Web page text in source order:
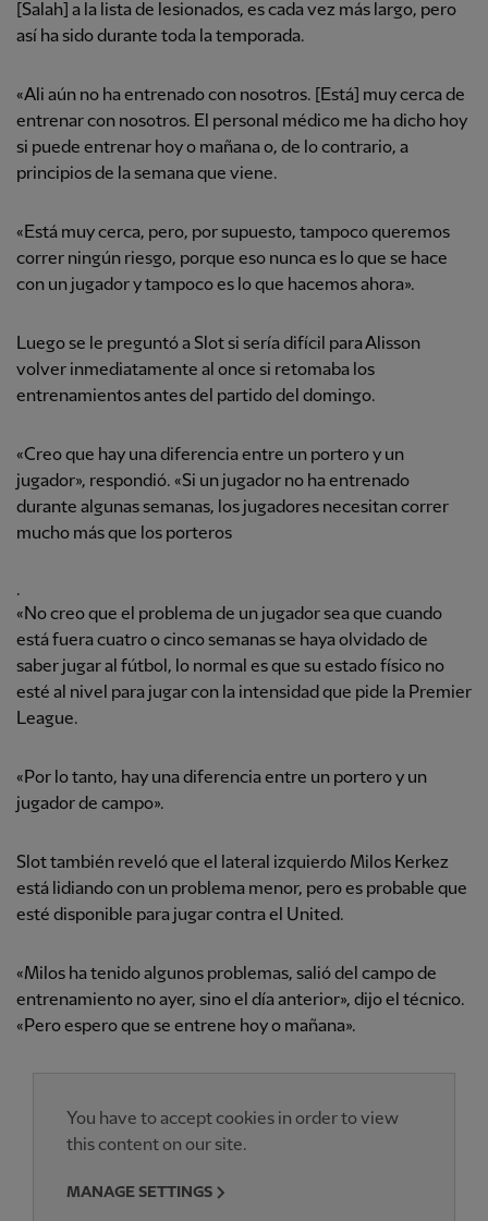
[Salah] a la lista de lesionados, es cada vez más largo, pero
así ha sido durante toda la temporada.
«Ali aún no ha entrenado con nosotros. [Está] muy cerca de
entrenar con nosotros. El personal médico me ha dicho hoy
si puede entrenar hoy o mañana o, de lo contrario, a
principios de la semana que viene.
«Está muy cerca, pero, por supuesto, tampoco queremos
correr ningún riesgo, porque eso nunca es lo que se hace
con un jugador y tampoco es lo que hacemos ahora».
Luego se le preguntó a Slot si sería difícil para Alisson
volver inmediatamente al once si retomaba los
entrenamientos antes del partido del domingo.
«Creo que hay una diferencia entre un portero y un
jugador», respondió. «Si un jugador no ha entrenado
durante algunas semanas, los jugadores necesitan correr
mucho más que los porteros
.
«No creo que el problema de un jugador sea que cuando
está fuera cuatro o cinco semanas se haya olvidado de
saber jugar al fútbol, lo normal es que su estado físico no
esté al nivel para jugar con la intensidad que pide la Premier
League.
«Por lo tanto, hay una diferencia entre un portero y un
jugador de campo».
Slot también reveló que el lateral izquierdo Milos Kerkez
está lidiando con un problema menor, pero es probable que
esté disponible para jugar contra el United.
«Milos ha tenido algunos problemas, salió del campo de
entrenamiento no ayer, sino el día anterior», dijo el técnico.
«Pero espero que se entrene hoy o mañana».
You have to accept cookies in order to view
this content on our site.
MANAGE SETTINGS